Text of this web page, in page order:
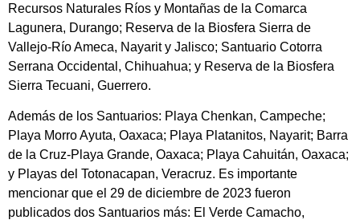
Recursos Naturales Ríos y Montañas de la Comarca
Lagunera, Durango; Reserva de la Biosfera Sierra de
Vallejo-Río Ameca, Nayarit y Jalisco; Santuario Cotorra
Serrana Occidental, Chihuahua; y Reserva de la Biosfera
Sierra Tecuani, Guerrero.
Además de los Santuarios: Playa Chenkan, Campeche;
Playa Morro Ayuta, Oaxaca; Playa Platanitos, Nayarit; Barra
de la Cruz-Playa Grande, Oaxaca; Playa Cahuitán, Oaxaca;
y Playas del Totonacapan, Veracruz. Es importante
mencionar que el 29 de diciembre de 2023 fueron
publicados dos Santuarios más: El Verde Camacho,